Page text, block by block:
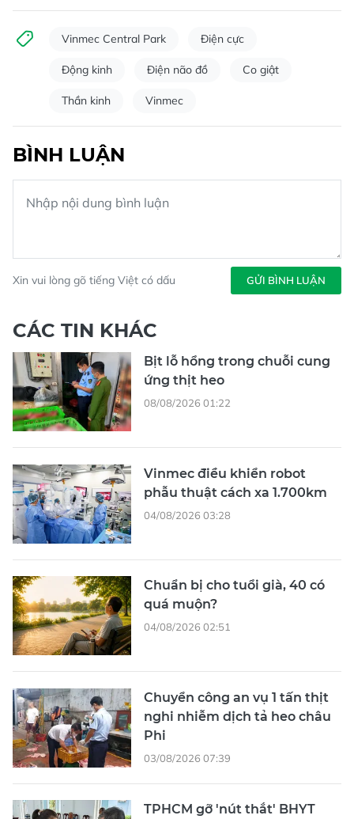
Vinmec Central Park Điện cực
Động kinh Điện não đồ Co giật
Thần kinh Vinmec
BÌNH LUẬN
Xin vui lòng gõ tiếng Việt có dấu GỬI BÌNH LUẬN
CÁC TIN KHÁC
Bịt lỗ hổng trong chuỗi cung
ứng thịt heo
08/08/2026 01:22
Vinmec điều khiển robot
phẫu thuật cách xa 1.700km
04/08/2026 03:28
Chuẩn bị cho tuổi già, 40 có
quá muộn?
04/08/2026 02:51
Chuyển công an vụ 1 tấn thịt
nghi nhiễm dịch tả heo châu
Phi
03/08/2026 07:39
TPHCM gỡ 'nút thắt' BHYT